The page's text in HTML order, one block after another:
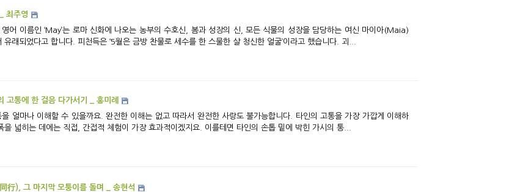
최주영
어 이름인 ‘May’는 로마 신화에 나오는 농부의 수호신, 봄과 성장의 신, 모든 식물의 성장을 담당하는 여신 마이아(Maia)
유래되었다고 합니다. 피천득은 ‘5월은 금방 찬물로 세수를 한 스물한 살 청신한 얼굴’이라고 했습니다. 괴...
고통에 한 걸음 다가서기 _ 홍미례
을 얼마나 이해할 수 있을까요. 완전한 이해는 없고 따라서 완전한 사랑도 불가능합니다. 타인의 고통을 가장 가깝게 이해하
을 넓히는 데에는 직접, 간접적 체험이 가장 효과적이겠지요. 이를테면 타인의 손톱 밑에 박힌 가시의 통...
行), 그 마지막 모퉁이를 돌며 _ 송현석